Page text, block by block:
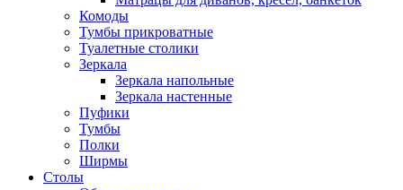
Комоды
Тумбы прикроватные
Туалетные столики
Зеркала
Зеркала напольные
Зеркала настенные
Пуфики
Тумбы
Полки
Ширмы
Столы